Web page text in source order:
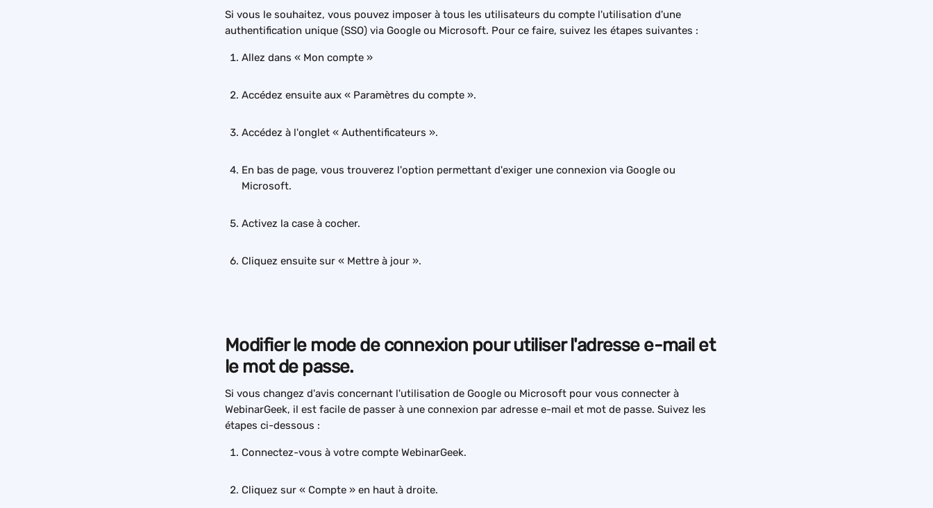
Si vous le souhaitez, vous pouvez imposer à tous les utilisateurs du compte l'utilisation d'une
authentification unique (SSO) via Google ou Microsoft. Pour ce faire, suivez les étapes suivantes :
Allez dans « Mon compte »
Accédez ensuite aux « Paramètres du compte ».
Accédez à l'onglet « Authentificateurs ».
En bas de page, vous trouverez l'option permettant d'exiger une connexion via Google ou
Microsoft.
Activez la case à cocher.
Cliquez ensuite sur « Mettre à jour ».
Modifier le mode de connexion pour utiliser l'adresse e-mail et
le mot de passe.
Si vous changez d'avis concernant l'utilisation de Google ou Microsoft pour vous connecter à
WebinarGeek, il est facile de passer à une connexion par adresse e-mail et mot de passe. Suivez les
étapes ci-dessous :
Connectez-vous à votre compte WebinarGeek.
Cliquez sur « Compte » en haut à droite.